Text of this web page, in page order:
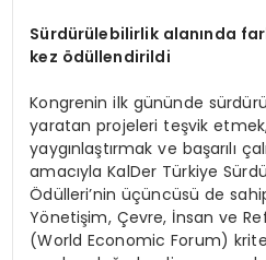
Sürdürülebilirlik alanında
kez ödüllendirildi
Kongrenin ilk gününde
yaratan projeleri teşvik
yaygınlaştırmak ve başarılı
amacıyla KalDer Türkiye
Ödülleri’nin üçüncüsü de
Yönetişim, Çevre, İnsan ve
(World Economic Forum)